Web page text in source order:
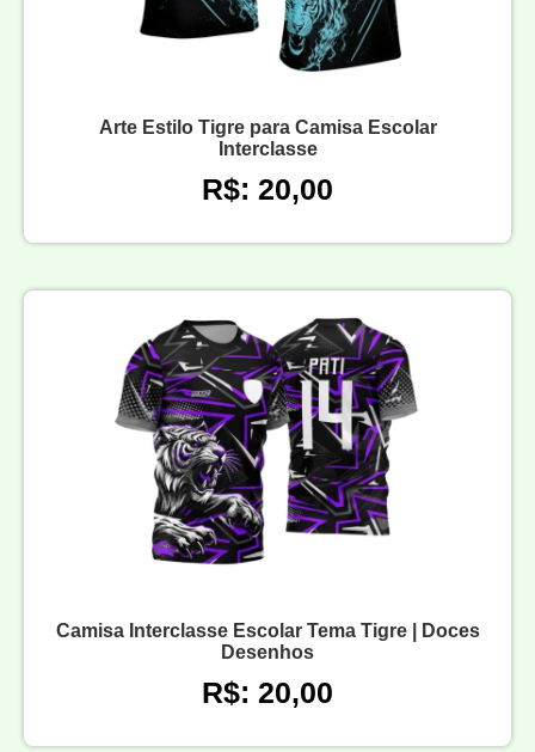
Arte Estilo Tigre para Camisa Escolar
Interclasse
R$: 20,00
Camisa Interclasse Escolar Tema Tigre | Doces
Desenhos
R$: 20,00